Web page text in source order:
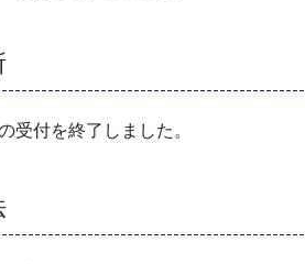
受付を終了しました。